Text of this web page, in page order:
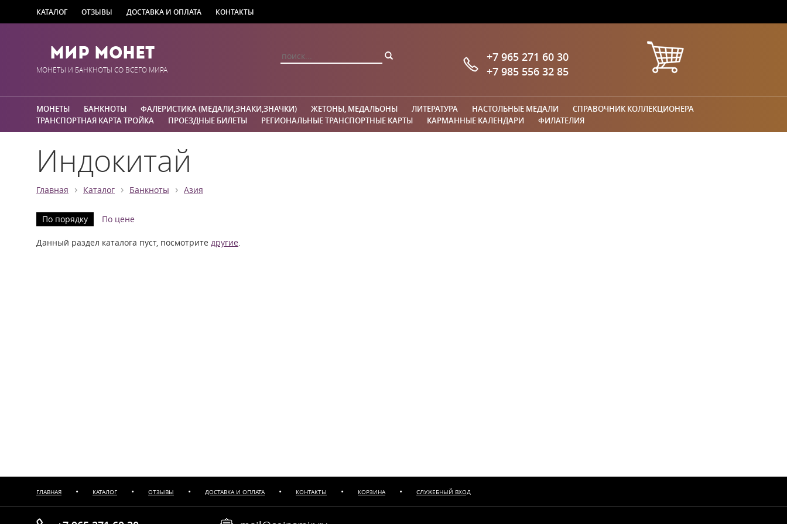
КАТАЛОГ ОТЗЫВЫ ДОСТАВКА И ОПЛАТА КОНТАКТЫ
Мир Монет
МОНЕТЫ И БАНКНОТЫ СО ВСЕГО МИРА
+7 965 271 60 30
+7 985 556 32 85
МОНЕТЫ БАНКНОТЫ ФАЛЕРИСТИКА (МЕДАЛИ,ЗНАКИ,ЗНАЧКИ) ЖЕТОНЫ, МЕДАЛЬОНЫ ЛИТЕРАТУРА НАСТОЛЬНЫЕ МЕДАЛИ
СПРАВОЧНИК КОЛЛЕКЦИОНЕРА
ТРАНСПОРТНАЯ КАРТА ТРОЙКА
ПРОЕЗДНЫЕ БИЛЕТЫ РЕГИОНАЛЬНЫЕ ТРАНСПОРТНЫЕ КАРТЫ КАРМАННЫЕ КАЛЕНДАРИ ФИЛАТЕЛИЯ
Индокитай
Главная › Каталог › Банкноты › Азия
По порядку По цене
Данный раздел каталога пуст, посмотрите другие.
ГЛАВНАЯ • КАТАЛОГ • ОТЗЫВЫ • ДОСТАВКА И ОПЛАТА • КОНТАКТЫ • КОРЗИНА • СЛУЖЕБНЫЙ ВХОД